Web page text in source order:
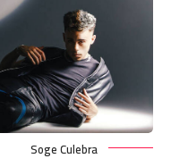
Soge Culebra